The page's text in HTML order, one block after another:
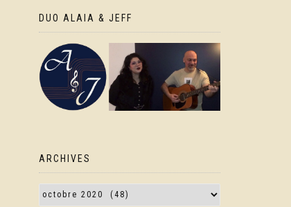
DUO ALAIA & JEFF
ARCHIVES